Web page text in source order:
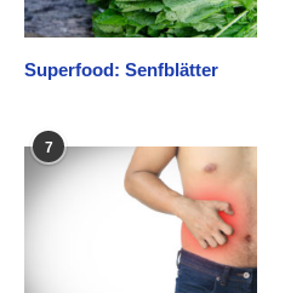
Superfood: Senfblätter
7